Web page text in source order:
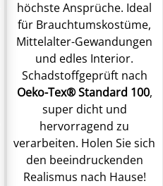
höchste Ansprüche. Ideal
für Brauchtumskostüme,
Mittelalter-Gewandungen
und edles Interior.
Schadstoffgeprüft nach
Oeko-Tex® Standard 100,
super dicht und
hervorragend zu
verarbeiten. Holen Sie sich
den beeindruckenden
Realismus nach Hause!